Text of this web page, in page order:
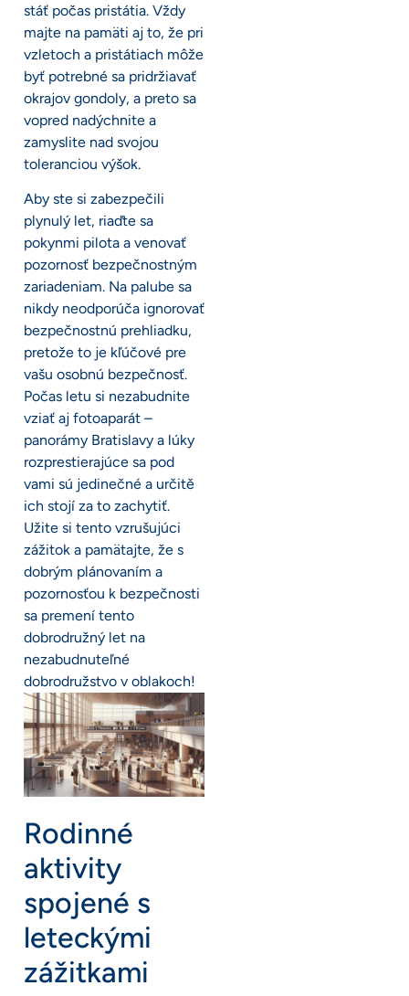
stáť počas pristátia. Vždy
majte na pamäti aj to, že pri
vzletoch a pristátiach môže
byť potrebné sa pridržiavať
okrajov gondoly, a preto sa
vopred nadýchnite a
zamyslite nad svojou
toleranciou výšok.
Aby ste si zabezpečili
plynulý let, riaďte sa
pokynmi pilota a venovať
pozornosť bezpečnostným
zariadeniam. Na palube sa
nikdy neodporúča ignorovať
bezpečnostnú prehliadku,
pretože to je kľúčové pre
vašu osobnú bezpečnosť.
Počas letu si nezabudnite
vziať aj fotoaparát –
panorámy Bratislavy a lúky
rozprestierajúce sa pod
vami sú jedinečné a určitě
ich stojí za to zachytiť.
Užite si tento vzrušujúci
zážitok a pamätajte, že s
dobrým plánovaním a
pozornosťou k bezpečnosti
sa premení tento
dobrodružný let na
nezabudnuteľné
dobrodružstvo v oblakoch!
Rodinné
aktivity
spojené s
leteckými
zážitkami